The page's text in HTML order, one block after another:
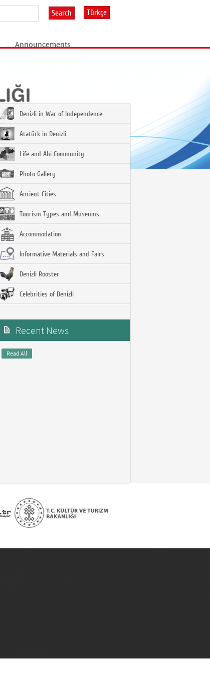
Search Türkçe
Announcements
Denizli in War of Independence
Atatürk in Denizli
Life and Ahi Community
Photo Gallery
Ancient Cities
Tourism Types and Museums
Accommodation
Informative Materials and Fairs
Denizli Rooster
Celebrities of Denizli
Recent News
Read All